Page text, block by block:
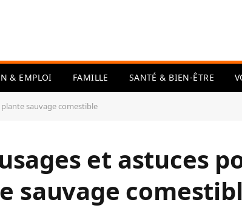
& EMPLOI FAMILLE SANTÉ & BIEN-ÊTRE
sauvage comestible
et astuces
sauvage